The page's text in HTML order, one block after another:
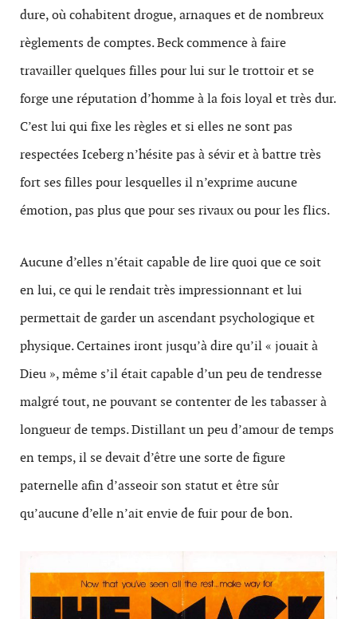
dure, où cohabitent drogue, arnaques et de nombreux
règlements de comptes. Beck commence à faire
travailler quelques filles pour lui sur le trottoir et se
forge une réputation d’homme à la fois loyal et très dur.
C’est lui qui fixe les règles et si elles ne sont pas
respectées Iceberg n’hésite pas à sévir et à battre très
fort ses filles pour lesquelles il n’exprime aucune
émotion, pas plus que pour ses rivaux ou pour les flics.
Aucune d’elles n’était capable de lire quoi que ce soit
en lui, ce qui le rendait très impressionnant et lui
permettait de garder un ascendant psychologique et
physique. Certaines iront jusqu’à dire qu’il « jouait à
Dieu », même s’il était capable d’un peu de tendresse
malgré tout, ne pouvant se contenter de les tabasser à
longueur de temps. Distillant un peu d’amour de temps
en temps, il se devait d’être une sorte de figure
paternelle afin d’asseoir son statut et être sûr
qu’aucune d’elle n’ait envie de fuir pour de bon.